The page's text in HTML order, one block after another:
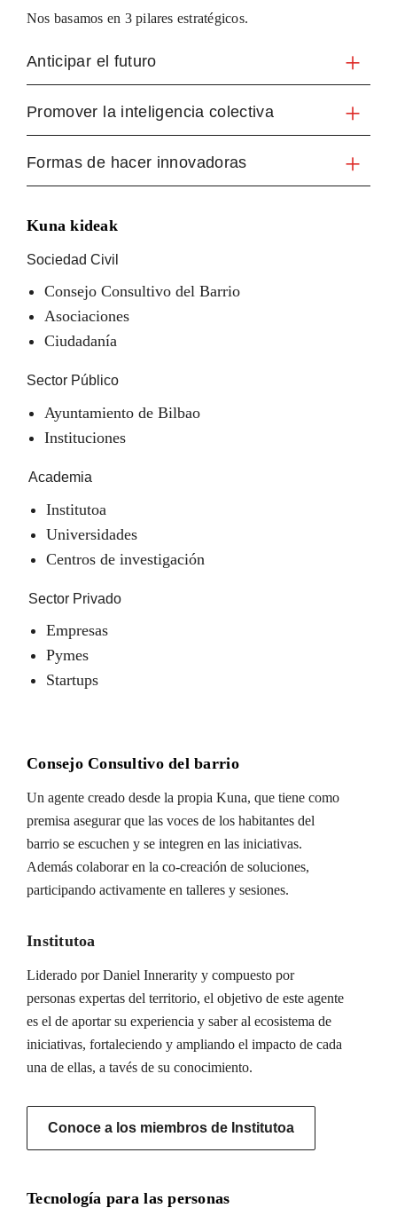
Nos basamos en 3 pilares estratégicos.
Anticipar el futuro
Promover la inteligencia colectiva
Formas de hacer innovadoras
Kuna kideak
Sociedad Civil
Consejo Consultivo del Barrio
Asociaciones
Ciudadanía
Sector Público
Ayuntamiento de Bilbao
Instituciones
Academia
Institutoa
Universidades
Centros de investigación
Sector Privado
Empresas
Pymes
Startups
Consejo Consultivo del barrio
Un agente creado desde la propia Kuna, que tiene como
premisa asegurar que las voces de los habitantes del
barrio se escuchen y se integren en las iniciativas.
Además colaborar en la co-creación de soluciones,
participando activamente en talleres y sesiones.
Institutoa
Liderado por Daniel Innerarity y compuesto por
personas expertas del territorio, el objetivo de este agente
es el de aportar su experiencia y saber al ecosistema de
iniciativas, fortaleciendo y ampliando el impacto de cada
una de ellas, a tavés de su conocimiento.
Conoce a los miembros de Institutoa
Tecnología para las personas